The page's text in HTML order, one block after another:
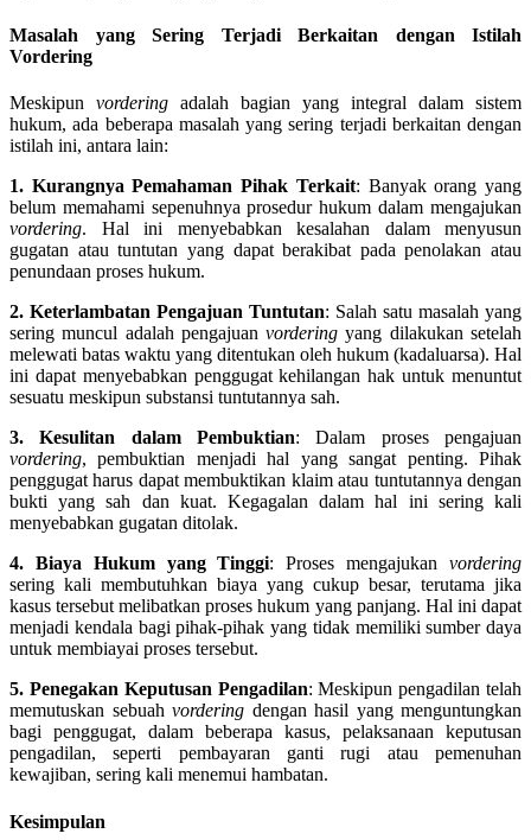
Masalah yang Sering Terjadi Berkaitan dengan Istilah
Vordering
Meskipun vordering adalah bagian yang integral dalam sistem
hukum, ada beberapa masalah yang sering terjadi berkaitan dengan
istilah ini, antara lain:
1. Kurangnya Pemahaman Pihak Terkait: Banyak orang yang
belum memahami sepenuhnya prosedur hukum dalam mengajukan
vordering. Hal ini menyebabkan kesalahan dalam menyusun
gugatan atau tuntutan yang dapat berakibat pada penolakan atau
penundaan proses hukum.
2. Keterlambatan Pengajuan Tuntutan: Salah satu masalah yang
sering muncul adalah pengajuanvordering yang dilakukan setelah
melewati batas waktu yang ditentukan oleh hukum (kadaluarsa). Hal
ini dapat menyebabkan penggugat kehilangan hak untuk menuntut
sesuatu meskipun substansi tuntutannya sah.
3. Kesulitan dalam Pembuktian: Dalam proses pengajuan
vordering, pembuktian menjadi hal yang sangat penting. Pihak
penggugat harus dapat membuktikan klaim atau tuntutannya dengan
bukti yang sah dan kuat. Kegagalan dalam hal ini sering kali
menyebabkan gugatan ditolak.
4. Biaya Hukum yang Tinggi: Proses mengajukanvordering
sering kali membutuhkan biaya yang cukup besar, terutama jika
kasus tersebut melibatkan proses hukum yang panjang. Hal ini dapat
menjadi kendala bagi pihak-pihak yang tidak memiliki sumber daya
untuk membiayai proses tersebut.
5. Penegakan Keputusan Pengadilan: Meskipun pengadilan telah
memutuskan sebuah vordering dengan hasil yang menguntungkan
bagi penggugat, dalam beberapa kasus, pelaksanaan keputusan
pengadilan, seperti pembayaran ganti rugi atau pemenuhan
kewajiban, sering kali menemui hambatan.
Kesimpulan